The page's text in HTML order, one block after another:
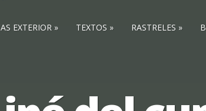
EXTERIOR TEXTOS RASTRELES